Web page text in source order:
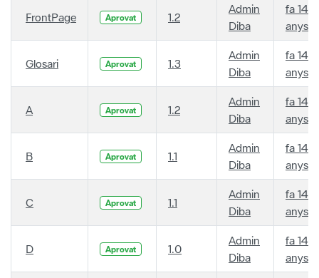
FrontPage Aprovat 1.2
Admin
Diba
fa 14
anys
Glosari Aprovat 1.3
Admin
Diba
fa 14
anys
A Aprovat 1.2
Admin
Diba
fa 14
anys
B Aprovat 1.1
Admin
Diba
fa 14
anys
C Aprovat 1.1
Admin
Diba
fa 14
anys
D Aprovat 1.0
Admin
Diba
fa 14
anys